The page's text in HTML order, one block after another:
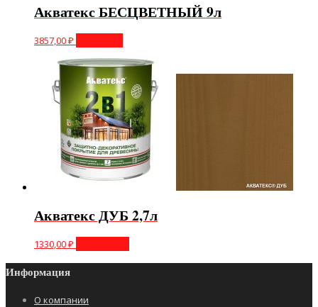
Акватекс БЕСЦВЕТНЫЙ 9л
3857,00₽
Акватекс ДУБ 2,7л
1330,00₽
Информация
О компании